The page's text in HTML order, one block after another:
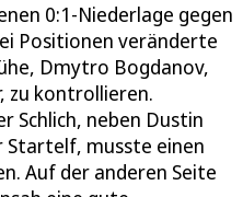
0:1-Niederlage gegen
Positionen veränderte
Dmytro Bogdanov,
zu kontrollieren.
Schlich, neben Dustin
Startelf, musste einen
Auf der anderen Seite